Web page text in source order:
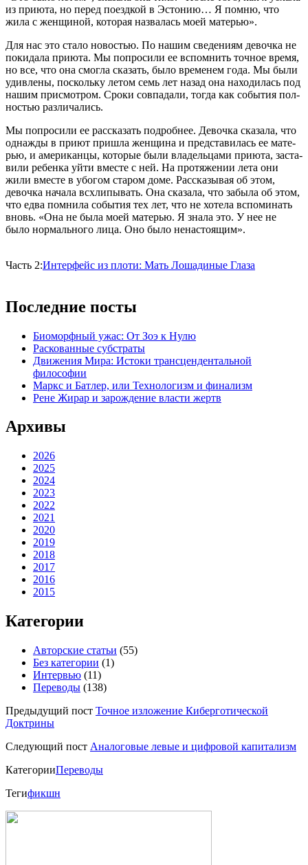
из при­ю­та, но перед поезд­кой в Эсто­нию… Я пом­ню, что
жила с жен­щи­ной, кото­рая назва­лась моей матерью».
Для нас это ста­ло ново­стью. По нашим све­де­ни­ям девоч­ка не
поки­да­ла при­ю­та. Мы попро­си­ли ее вспом­нить точ­ное вре­мя,
но все, что она смог­ла ска­зать, было вре­ме­нем года. Мы были
удив­ле­ны, посколь­ку летом семь лет назад она нахо­ди­лась под
нашим при­смот­ром. Сро­ки сов­па­да­ли, тогда как собы­тия пол­
но­стью различались.
Мы попро­си­ли ее рас­ска­зать подроб­нее. Девоч­ка ска­за­ла, что
одна­жды в при­ют при­шла жен­щи­на и пред­ста­ви­лась ее мате­
рью, и аме­ри­кан­цы, кото­рые были вла­дель­ца­ми при­ю­та, заста­
ви­ли ребен­ка уйти вме­сте с ней. На про­тя­же­нии лета они
жили вме­сте в убо­гом ста­ром доме. Рас­ска­зы­вая об этом,
девоч­ка нача­ла всхли­пы­вать. Она ска­за­ла, что забы­ла об этом,
что едва пом­ни­ла собы­тия тех лет, что не хоте­ла вспо­ми­нать
вновь. «Она не была моей мате­рью. Я зна­ла это. У нее не
было нор­маль­но­го лица. Оно было ненастоящим».
Часть 2:Интер­фейс из пло­ти: Мать Лоша­ди­ные Глаза
Последние посты
Биоморфный ужас: От Зоэ к Нулю
Раскованные субстраты
Движения Мира: Истоки трансцендентальной
философии
Маркс и Батлер, или Технологизм и финализм
Рене Жирар и зарождение власти жертв
Архивы
2026
2025
2024
2023
2022
2021
2020
2019
2018
2017
2016
2015
Категории
Авторские статьи (55)
Без категории (1)
Интервью (11)
Переводы (138)
Предыдущий пост Точное изложение Киберготической
Доктрины
Следующий пост Аналоговые левые и цифровой капитализм
КатегорииПереводы
Тегификшн